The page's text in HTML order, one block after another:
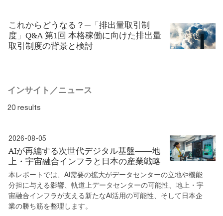
これからどうなる？─「排出量取引制
度」Q&A 第1回 本格稼働に向けた排出量
取引制度の背景と検討
インサイト／ニュース
20 results
2026-08-05
AIが再編する次世代デジタル基盤――地
上・宇宙融合インフラと日本の産業戦略
本レポートでは、AI需要の拡大がデータセンターの立地や機能
分担に与える影響、軌道上データセンターの可能性、地上・宇
宙融合インフラが支える新たなAI活用の可能性、そして日本企
業の勝ち筋を整理します。